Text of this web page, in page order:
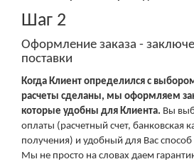
Шаг 2
Оформление заказа -
поставки
Когда Клиент определился с
расчеты сделаны, мы оформляем
которые удобны для Клиента. Вы
оплаты (расчетный счет, банковская
получения) и удобный для Вас способ
Мы не просто на словах даем